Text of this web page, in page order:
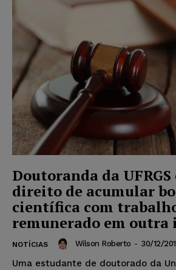
Doutoranda da
direito de acumular
científica com
remunerado em
NOTÍCIAS Wilson Roberto - 30/12/
Uma estudante de doutorado da